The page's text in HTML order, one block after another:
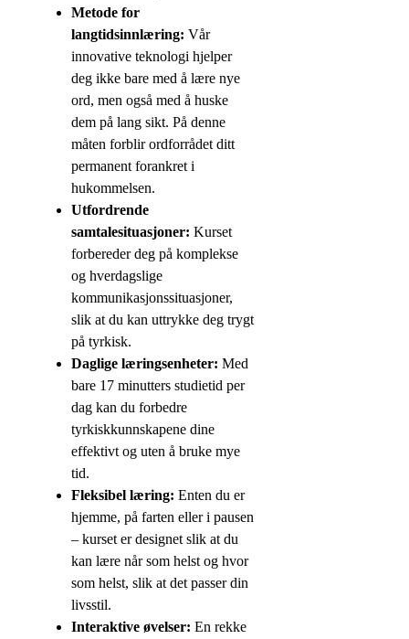
Metode for
langtidsinnlæring: Vår
innovative teknologi hjelper
deg ikke bare med å lære nye
ord, men også med å huske
dem på lang sikt. På denne
måten forblir ordforrådet ditt
permanent forankret i
hukommelsen.
Utfordrende
samtalesituasjoner: Kurset
forbereder deg på komplekse
og hverdagslige
kommunikasjonssituasjoner,
slik at du kan uttrykke deg trygt
på tyrkisk.
Daglige læringsenheter: Med
bare 17 minutters studietid per
dag kan du forbedre
tyrkiskkunnskapene dine
effektivt og uten å bruke mye
tid.
Fleksibel læring: Enten du er
hjemme, på farten eller i pausen
– kurset er designet slik at du
kan lære når som helst og hvor
som helst, slik at det passer din
livsstil.
Interaktive øvelser: En rekke